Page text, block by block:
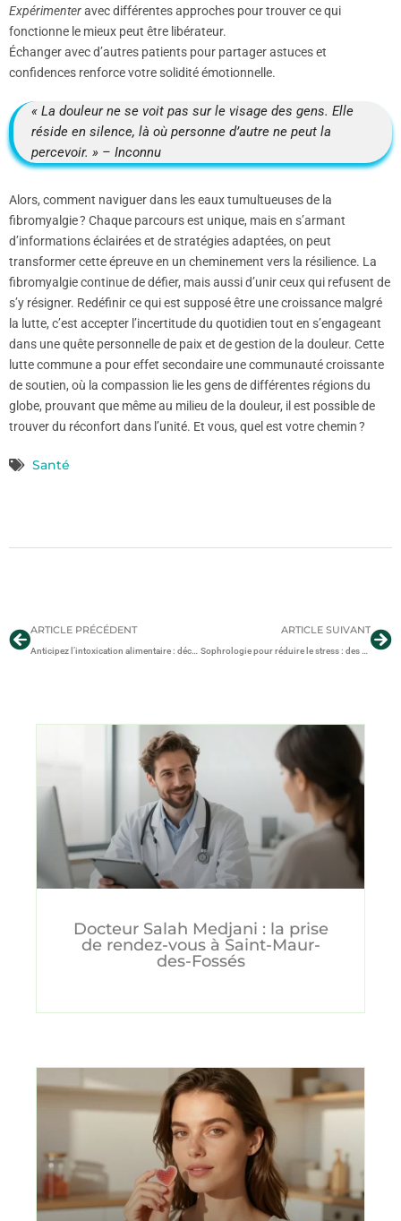
Expérimenteravec différentes approches pour trouver ce qui
fonctionne le mieux peut être libérateur.
Échanger avec d’autres patients pour partager astuces et
confidences renforce votre solidité émotionnelle.
« La douleur ne se voit pas sur le visage des gens. Elle
réside en silence, là où personne d’autre ne peut la
percevoir. » – Inconnu
Alors, comment naviguer dans les eaux tumultueuses de la
fibromyalgie ? Chaque parcours est unique, mais en s’armant
d’informations éclairées et de stratégies adaptées, on peut
transformer cette épreuve en un cheminement vers la résilience. La
fibromyalgie continue de défier, mais aussi d’unir ceux qui refusent de
s’y résigner. Redéfinir ce qui est supposé être une croissance malgré
la lutte, c’est accepter l’incertitude du quotidien tout en s’engageant
dans une quête personnelle de paix et de gestion de la douleur. Cette
lutte commune a pour effet secondaire une communauté croissante
de soutien, où la compassion lie les gens de différentes régions du
globe, prouvant que même au milieu de la douleur, il est possible de
trouver du réconfort dans l’unité. Et vous, quel est votre chemin ?
Santé
ARTICLE PRÉCÉDENT
Anticipez l’intoxication alimentaire : décryptez les symptômes pour agir vite
ARTICLE SUIVANT
Sophrologie pour réduire le stress : des outils simples pour un calme intérieur
Docteur Salah Medjani : la prise
de rendez-vous à Saint-Maur-
des-Fossés